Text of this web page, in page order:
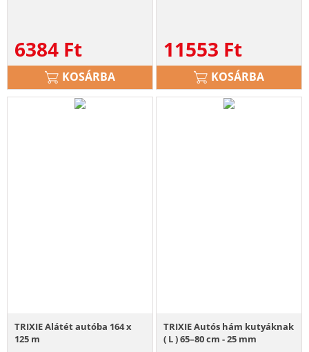
6384 Ft
KOSÁRBA
11553 Ft
KOSÁRBA
TRIXIE Alátét autóba 164 x
125 m
TRIXIE Autós hám kutyáknak
( L ) 65–80 cm - 25 mm